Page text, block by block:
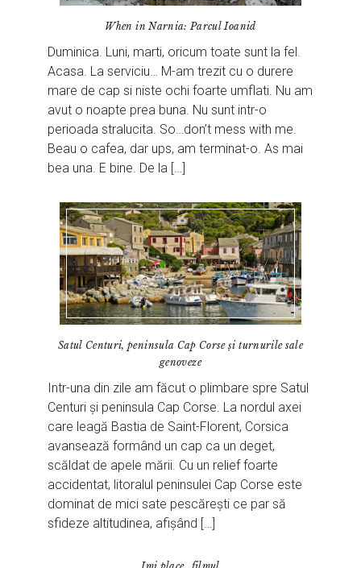
When in Narnia: Parcul Ioanid
Duminica. Luni, marti, oricum toate sunt la fel.
Acasa. La serviciu… M-am trezit cu o durere
mare de cap si niste ochi foarte umflati. Nu am
avut o noapte prea buna. Nu sunt intr-o
perioada stralucita. So…don’t mess with me.
Beau o cafea, dar ups, am terminat-o. As mai
bea una. E bine. De la […]
Satul Centuri, peninsula Cap Corse și turnurile sale
genoveze
Intr-una din zile am făcut o plimbare spre Satul
Centuri și peninsula Cap Corse. La nordul axei
care leagă Bastia de Saint-Florent, Corsica
avansează formând un cap ca un deget,
scăldat de apele mării. Cu un relief foarte
accidentat, litoralul peninsulei Cap Corse este
dominat de mici sate pescărești ce par să
sfideze altitudinea, afișând […]